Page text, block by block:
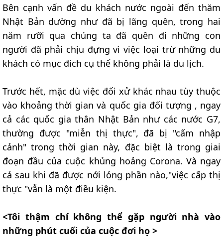
Bên cạnh vấn đề du khách nước ngoài đến thăm
Nhật Bản dường như đã bị lãng quên, trong hai
năm rưỡi qua chúng ta đã quên đi những con
người đã phải chịu đựng vì việc loại trừ những du
khách có mục đích cụ thể không phải là du lịch.
Trước hết, mặc dù việc đối xử khác nhau tùy thuộc
vào khoảng thời gian và quốc gia đối tượng , ngay
cả các quốc gia thân Nhật Bản như các nước G7,
thường được "miễn thị thực", đã bị "cấm nhập
cảnh" trong thời gian này, đặc biệt là trong giai
đoạn đầu của cuộc khủng hoảng Corona. Và ngay
cả sau khi đã được nới lỏng phần nào,"việc cấp thị
thực "vẫn là một điều kiện.
<Tôi thậm chí không thể gặp người nhà vào
những phút cuối của cuộc đơi họ >